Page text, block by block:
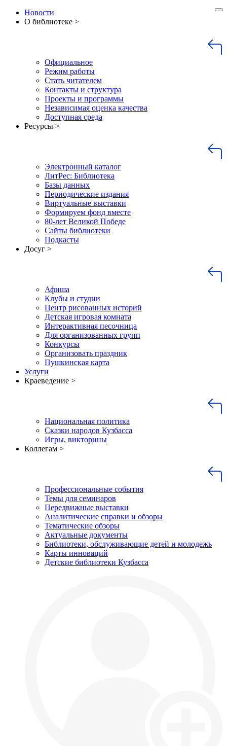
Новости
О библиотеке >
Официальное
Режим работы
Стать читателем
Контакты и структура
Проекты и программы
Независимая оценка качества
Доступная среда
Ресурсы >
Электронный каталог
ЛитРес: Библиотека
Базы данных
Периодические издания
Виртуальные выставки
Формируем фонд вместе
80-лет Великой Победе
Сайты библиотеки
Подкасты
Досуг >
Афиша
Клубы и студии
Центр рисованных историй
Детская игровая комната
Интерактивная песочница
Для организованных групп
Конкурсы
Организовать праздник
Пушкинская карта
Услуги
Краеведение >
Национальная политика
Сказки народов Кузбасса
Игры, викторины
Коллегам >
Профессиональные события
Темы для семинаров
Передвижные выставки
Аналитические справки и обзоры
Тематические обзоры
Актуальные документы
Библиотеки, обслуживающие детей и молодежь
Карты инноваций
Детские библиотеки Кузбасса